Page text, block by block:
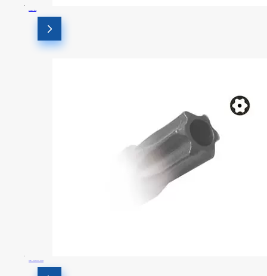
вставить биты
TORX с защитой от взлома